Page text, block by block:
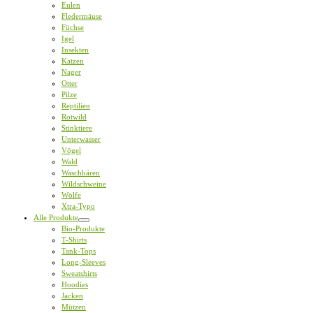
Eulen
Fledermäuse
Füchse
Igel
Insekten
Katzen
Nager
Otter
Pilze
Reptilien
Rotwild
Stinktiere
Unterwasser
Vögel
Wald
Waschbären
Wildschweine
Wölfe
Xtra-Typo
Alle Produkte
Bio-Produkte
T-Shirts
Tank-Tops
Long-Sleeves
Sweatshirts
Hoodies
Jacken
Mützen